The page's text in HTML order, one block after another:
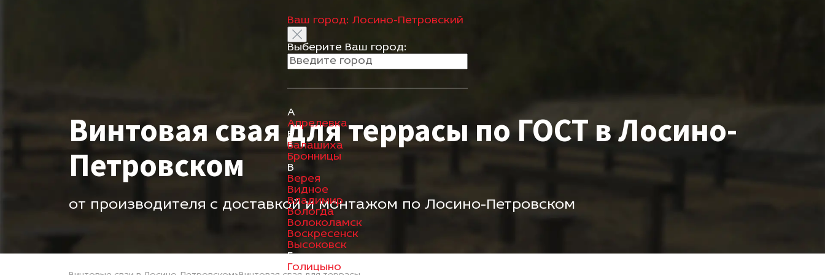
Ваш город: Лосино-Петровский
Выберите Ваш город:
А
Апрелевка
Б
Балашиха
Бронницы
В
Верея
Видное
Владимир
Вологда
Волоколамск
Воскресенск
Высоковск
Г
Голицыно
Винтовая свая для террасыпо ГОСТ в Лосино-
Петровском
от производителя с доставкой и монтажом по Лосино-Петровском